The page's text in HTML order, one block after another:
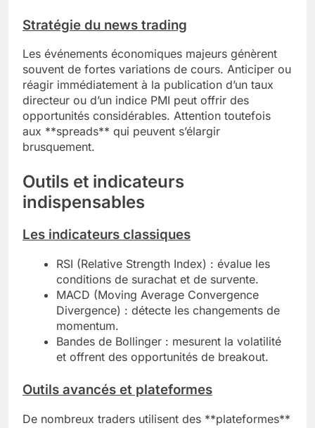
Stratégie du news trading
Les événements économiques majeurs génèrent
souvent de fortes variations de cours. Anticiper ou
réagir immédiatement à la publication d’un taux
directeur ou d’un indice PMI peut offrir des
opportunités considérables. Attention toutefois
aux **spreads** qui peuvent s’élargir
brusquement.
Outils et indicateurs
indispensables
Les indicateurs classiques
RSI (Relative Strength Index) : évalue les
conditions de surachat et de survente.
MACD (Moving Average Convergence
Divergence) : détecte les changements de
momentum.
Bandes de Bollinger : mesurent la volatilité
et offrent des opportunités de breakout.
Outils avancés et plateformes
De nombreux traders utilisent des **plateformes**